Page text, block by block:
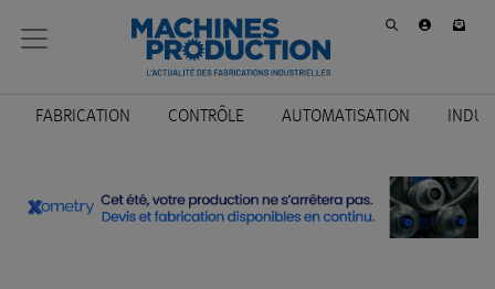
FABRICATION CONTRÔLE AUTOMATISATION